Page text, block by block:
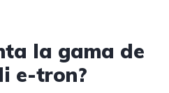
la gama de
e-tron?